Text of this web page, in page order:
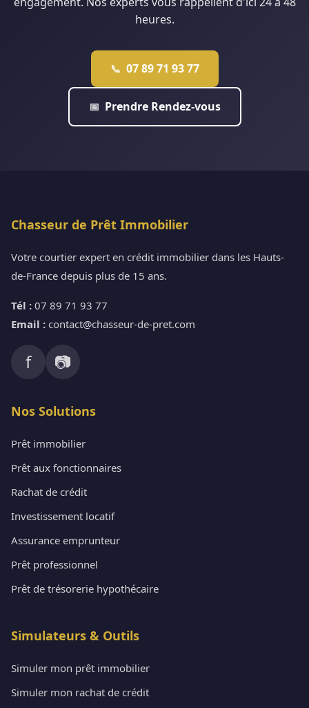
heures.
📞 07 89 71 93 77
📅 Prendre Rendez-vous
Chasseur de Prêt Immobilier
Votre courtier expert en crédit immobilier dans les Hauts-
de-France depuis plus de 15 ans.
Tél : 07 89 71 93 77
Email : contact@chasseur-de-pret.com
f 📷
Nos Solutions
Prêt immobilier
Prêt aux fonctionnaires
Rachat de crédit
Investissement locatif
Assurance emprunteur
Prêt professionnel
Prêt de trésorerie hypothécaire
Simulateurs & Outils
Simuler mon prêt immobilier
Simuler mon rachat de crédit